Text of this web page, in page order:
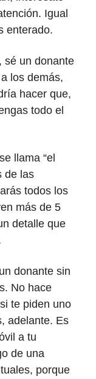
Igual
enterado.
sé un donante
los demás,
hacer que,
todo el
llama “el
de las
todos los
más de 5
detalle que
donante sin
No hace
te piden uno
adelante. Es
a tu
de una
porque